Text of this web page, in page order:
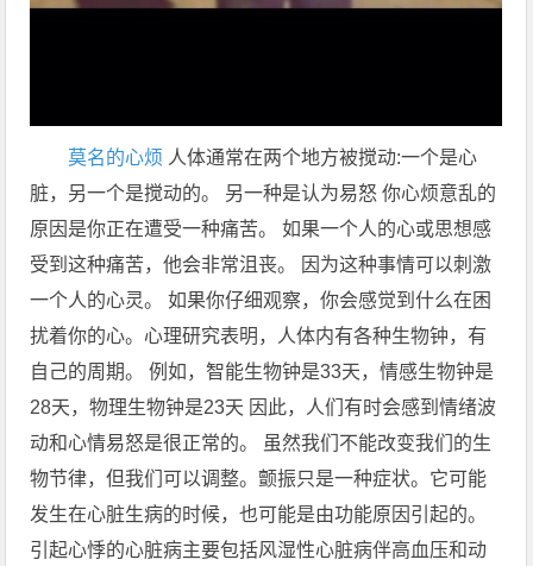
莫名的心烦 人体通常在两个地方被搅动:一个是心
脏，另一个是搅动的。 另一种是认为易怒 你心烦意乱的
原因是你正在遭受一种痛苦。 如果一个人的心或思想感
受到这种痛苦，他会非常沮丧。 因为这种事情可以刺激
一个人的心灵。 如果你仔细观察，你会感觉到什么在困
扰着你的心。心理研究表明，人体内有各种生物钟，有
自己的周期。 例如，智能生物钟是33天，情感生物钟是
28天，物理生物钟是23天 因此，人们有时会感到情绪波
动和心情易怒是很正常的。 虽然我们不能改变我们的生
物节律，但我们可以调整。颤振只是一种症状。它可能
发生在心脏生病的时候，也可能是由功能原因引起的。
引起心悸的心脏病主要包括风湿性心脏病伴高血压和动